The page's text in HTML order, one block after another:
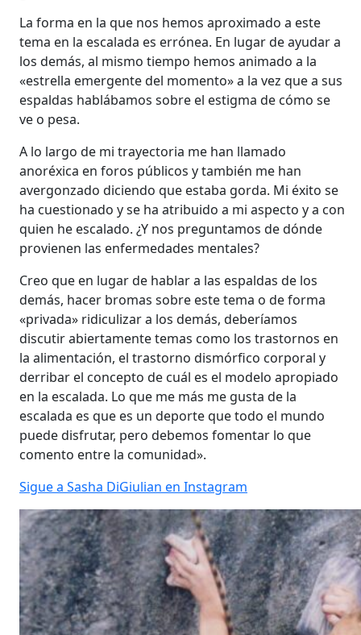
La forma en la que nos hemos aproximado a este
tema en la escalada es errónea. En lugar de ayudar a
los demás, al mismo tiempo hemos animado a la
«estrella emergente del momento» a la vez que a sus
espaldas hablábamos sobre el estigma de cómo se
ve o pesa.
A lo largo de mi trayectoria me han llamado
anoréxica en foros públicos y también me han
avergonzado diciendo que estaba gorda. Mi éxito se
ha cuestionado y se ha atribuido a mi aspecto y a con
quien he escalado. ¿Y nos preguntamos de dónde
provienen las enfermedades mentales?
Creo que en lugar de hablar a las espaldas de los
demás, hacer bromas sobre este tema o de forma
«privada» ridiculizar a los demás, deberíamos
discutir abiertamente temas como los trastornos en
la alimentación, el trastorno dismórfico corporal y
derribar el concepto de cuál es el modelo apropiado
en la escalada. Lo que me más me gusta de la
escalada es que es un deporte que todo el mundo
puede disfrutar, pero debemos fomentar lo que
comento entre la comunidad».
Sigue a Sasha DiGiulian en Instagram